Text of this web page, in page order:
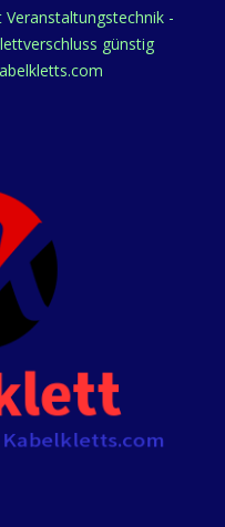
-
günstig